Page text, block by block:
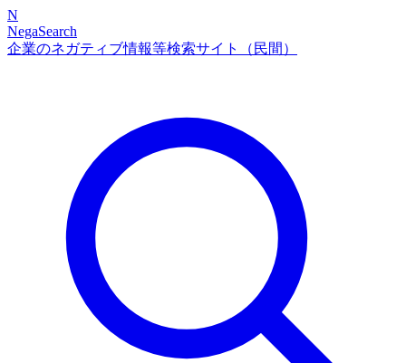
N
NegaSearch
企業のネガティブ情報等検索サイト（民間）